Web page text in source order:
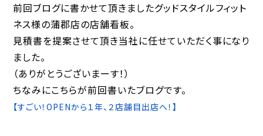
前回ブログに書かせて頂きましたグッドスタイルフィット
ネス様の蒲郡店の店舗看板。
見積書を提案させて頂き当社に任せていただく事になり
ました。
（ありがとうございまーす！）
ちなみにこちらが前回書いたブログです。
【すごい！OPENから１年、２店舗目出店へ！】